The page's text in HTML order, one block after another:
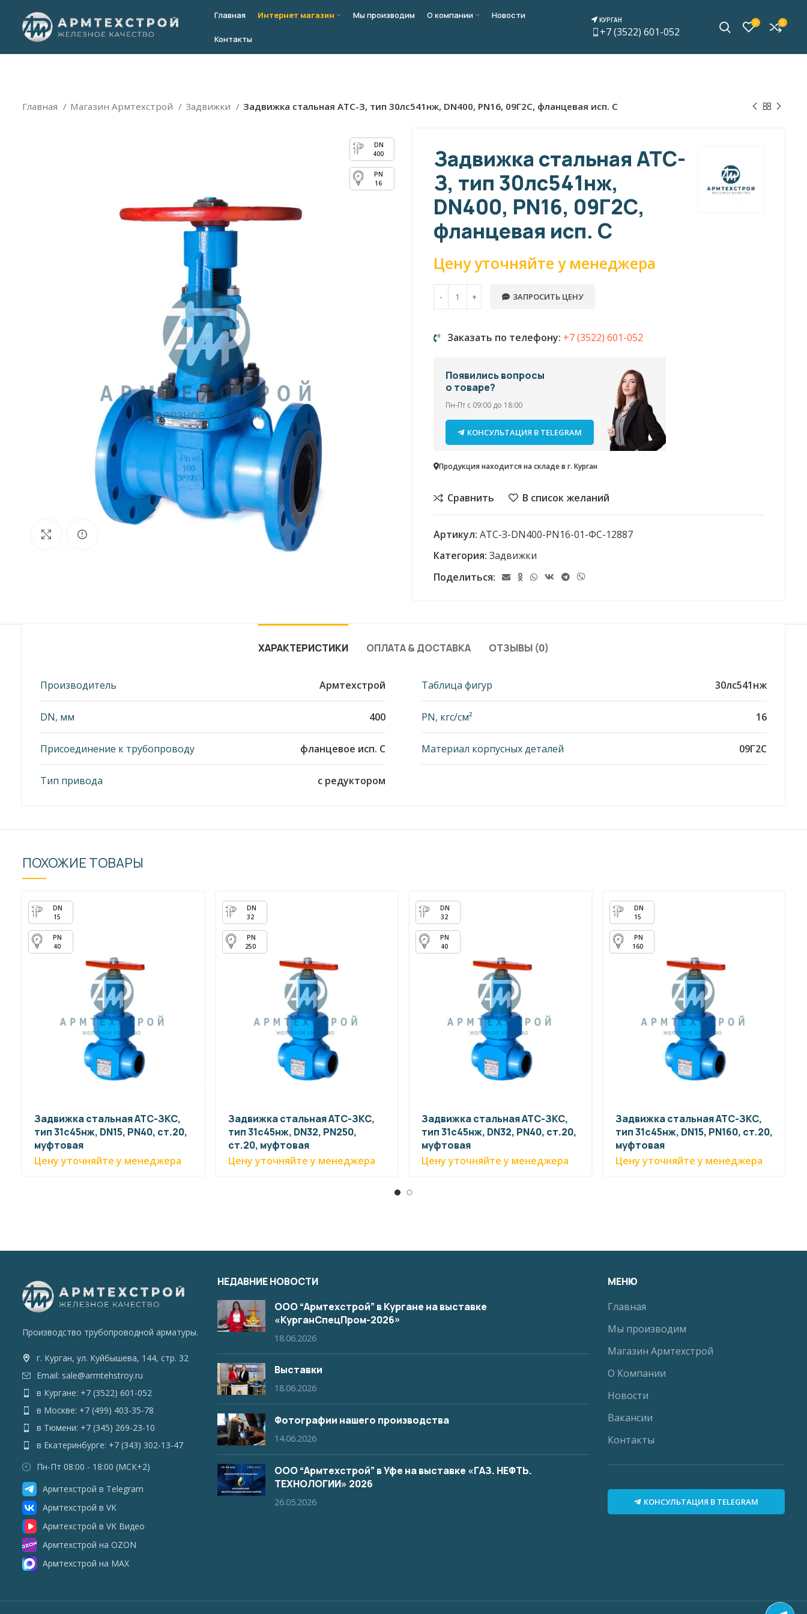
Главная Интернет магазин Мы производим О компании Новости
Контакты
КУРГАН
+7 (3522) 601-052
0 0
Главная Магазин Армтехстрой Задвижки Задвижка стальная АТС-З, тип 30лс541нж, DN400, PN16, 09Г2С, фланцевая исп. С
400
16
Увеличить
Задвижка стальная АТС-
З, тип 30лс541нж,
DN400, PN16, 09Г2С,
фланцевая исп. С
Цену уточняйте у менеджера
ЗАПРОСИТЬ ЦЕНУ
Заказать по телефону: +7 (3522) 601-052
Появились вопросы
о товаре?
Пн-Пт с 09:00 до 18:00
КОНСУЛЬТАЦИЯ В TELEGRAM
Продукция находится на складе в г. Курган
Сравнить В список желаний
Артикул: АТС-З-DN400-PN16-01-ФС-12887
Категория: Задвижки
Поделиться:
ХАРАКТЕРИСТИКИ ОПЛАТА & ДОСТАВКА ОТЗЫВЫ (0)
Производитель Армтехстрой Таблица фигур 30лс541нж
DN, мм 400 PN, кгс/см² 16
Присоединение к трубопроводу фланцевое исп. С Материал корпусных деталей 09Г2С
Тип привода с редуктором
ПОХОЖИЕ ТОВАРЫ
15
40
Задвижка стальная АТС-ЗКС,
тип 31с45нж, DN15, PN40, ст.20,
муфтовая
Цену уточняйте у менеджера
32
250
Задвижка стальная АТС-ЗКС,
тип 31с45нж, DN32, PN250,
ст.20, муфтовая
Цену уточняйте у менеджера
32
40
Задвижка стальная АТС-ЗКС,
тип 31с45нж, DN32, PN40, ст.20,
муфтовая
Цену уточняйте у менеджера
15
160
Задвижка стальная АТС-ЗКС,
тип 31с45нж, DN15, PN160, ст.20,
муфтовая
Цену уточняйте у менеджера
Производство трубопроводной арматуры.
г. Курган, ул. Куйбышева, 144, стр. 32
Email: sale@armtehstroy.ru
в Кургане: +7 (3522) 601-052
в Москве: +7 (499) 403-35-78
в Тюмени: +7 (345) 269-23-10
в Екатеринбурге: +7 (343) 302-13-47
Пн-Пт 08:00 - 18:00 (МСК+2)
Армтехстрой в Telegram
Армтехстрой в VK
Армтехстрой в VK Видео
Армтехстрой на OZON
Армтехстрой на MAX
НЕДАВНИЕ НОВОСТИ
ООО “Армтехстрой” в Кургане на выставке
«КурганСпецПром-2026»
18.06.2026
Выставки
18.06.2026
Фотографии нашего производства
14.06.2026
ООО “Армтехстрой” в Уфе на выставке «ГАЗ. НЕФТЬ.
ТЕХНОЛОГИИ» 2026
26.05.2026
МЕНЮ
Главная
Мы производим
Магазин Армтехстрой
О Компании
Новости
Вакансии
Контакты
КОНСУЛЬТАЦИЯ В TELEGRAM